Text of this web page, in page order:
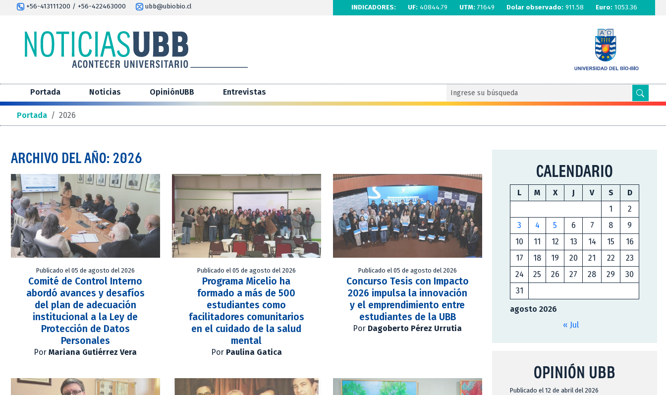
+56-413111200 / +56-422463000 ubb@ubiobio.cl INDICADORES: UF: 40844.79 UTM: 71649 Dolar observado: 911.58 Euro: 1053.36
Portada Noticias OpiniónUBB Entrevistas
Portada / 2026
ARCHIVO DEL AÑO: 2026
Publicado el 05 de agosto del 2026
Comité de Control Interno
abordó avances y desafíos
del plan de adecuación
institucional a la Ley de
Protección de Datos
Personales
PorMariana Gutiérrez Vera
Publicado el 05 de agosto del 2026
Programa Micelio ha
formado a más de 500
estudiantes como
facilitadores comunitarios
en el cuidado de la salud
mental
Por Paulina Gatica
Publicado el 05 de agosto del 2026
Concurso Tesis con Impacto
2026 impulsa la innovación
y el emprendimiento entre
estudiantes de la UBB
Por Dagoberto Pérez Urrutia
CALENDARIO
agosto 2026
L M X J V S
D
1
2
3
4 5 6 7 8
9
10
11 12 13 14 15
16
17
18 19 20 21 22
23
24
25 26 27 28 29
30
31
« Jul
OPINIÓN UBB
Publicado el 12 de abril del 2026